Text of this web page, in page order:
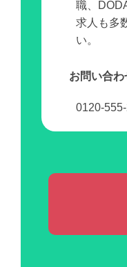
職、
求人も多
い。
お問い合わ
0120-